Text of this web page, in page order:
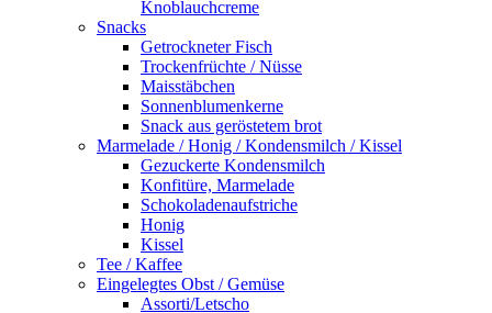
Knoblauchcreme
Snacks
Getrockneter Fisch
Trockenfrüchte / Nüsse
Maisstäbchen
Sonnenblumenkerne
Snack aus geröstetem brot
Marmelade / Honig / Kondensmilch / Kissel
Gezuckerte Kondensmilch
Konfitüre, Marmelade
Schokoladenaufstriche
Honig
Kissel
Tee / Kaffee
Eingelegtes Obst / Gemüse
Assorti/Letscho